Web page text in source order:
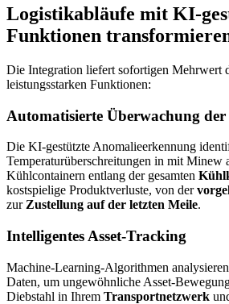
Logistikabläufe mit KI-
Funktionen
Die Integration liefert sofortigen Mehrwert
leistungsstarken Funktionen:
Automatisierte Überwachung
Die KI-gestützte Anomalieerkennung
Temperaturüberschreitungen in mit Minew
Kühlcontainern entlang der gesamten
kostspielige Produktverluste, von der
zur Zustellung auf der letzten Meile.
Intelligentes Asset-Tracking
Machine-Learning-Algorithmen
Daten, um ungewöhnliche Asset-
Diebstahl in Ihrem Transportnetzwerk